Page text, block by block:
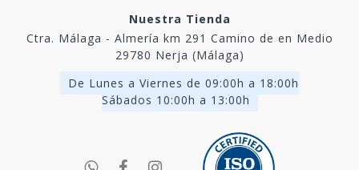
Nuestra Tienda
Ctra. Málaga - Almería km 291 Camino de en Medio
29780 Nerja (Málaga)
De Lunes a Viernes de 09:00h a 18:00h
Sábados 10:00h a 13:00h